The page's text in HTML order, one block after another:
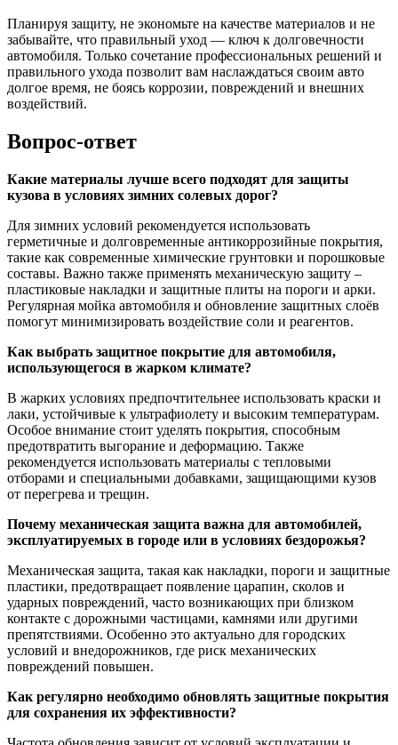
Планируя защиту, не экономьте на качестве материалов и не
забывайте, что правильный уход — ключ к долговечности
автомобиля. Только сочетание профессиональных решений и
правильного ухода позволит вам наслаждаться своим авто
долгое время, не боясь коррозии, повреждений и внешних
воздействий.
Вопрос-ответ
Какие материалы лучше всего подходят для защиты
кузова в условиях зимних солевых дорог?
Для зимних условий рекомендуется использовать
герметичные и долговременные антикоррозийные покрытия,
такие как современные химические грунтовки и порошковые
составы. Важно также применять механическую защиту –
пластиковые накладки и защитные плиты на пороги и арки.
Регулярная мойка автомобиля и обновление защитных слоёв
помогут минимизировать воздействие соли и реагентов.
Как выбрать защитное покрытие для автомобиля,
использующегося в жарком климате?
В жарких условиях предпочтительнее использовать краски и
лаки, устойчивые к ультрафиолету и высоким температурам.
Особое внимание стоит уделять покрытия, способным
предотвратить выгорание и деформацию. Также
рекомендуется использовать материалы с тепловыми
отборами и специальными добавками, защищающими кузов
от перегрева и трещин.
Почему механическая защита важна для автомобилей,
эксплуатируемых в городе или в условиях бездорожья?
Механическая защита, такая как накладки, пороги и защитные
пластики, предотвращает появление царапин, сколов и
ударных повреждений, часто возникающих при близком
контакте с дорожными частицами, камнями или другими
препятствиями. Особенно это актуально для городских
условий и внедорожников, где риск механических
повреждений повышен.
Как регулярно необходимо обновлять защитные покрытия
для сохранения их эффективности?